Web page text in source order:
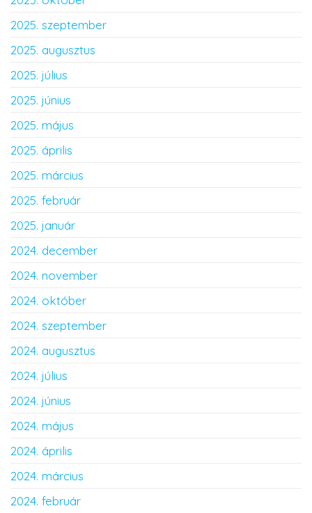
2025. szeptember
2025. augusztus
2025. július
2025. június
2025. május
2025. április
2025. március
2025. február
2025. január
2024. december
2024. november
2024. október
2024. szeptember
2024. augusztus
2024. július
2024. június
2024. május
2024. április
2024. március
2024. február